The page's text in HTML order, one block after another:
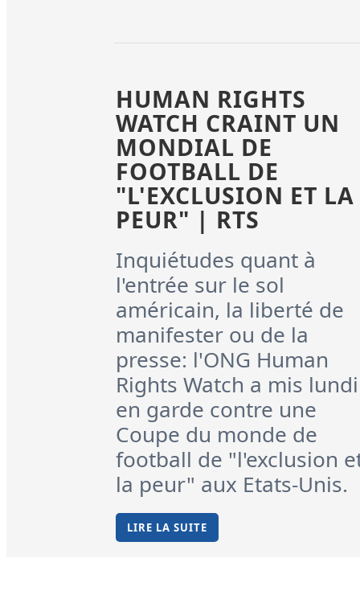
HUMAN RIGHTS
WATCH CRAINT UN
MONDIAL DE
FOOTBALL DE
"L'EXCLUSION ET LA
PEUR" | RTS
Inquiétudes quant à
l'entrée sur le sol
américain, la liberté de
manifester ou de la
presse: l'ONG Human
Rights Watch a mis lundi
en garde contre une
Coupe du monde de
football de "l'exclusion
la peur" aux Etats-Unis.
LIRE LA SUITE